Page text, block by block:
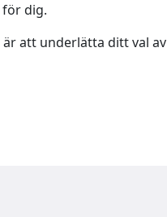
dig.
att underlätta ditt val av